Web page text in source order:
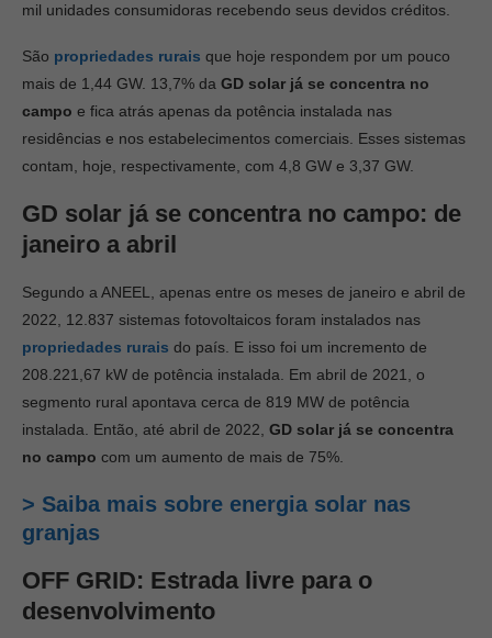
mil unidades consumidoras recebendo seus devidos créditos.
São propriedades rurais que hoje respondem por um pouco
mais de 1,44 GW. 13,7% da GD solar já se concentra no
campo e fica atrás apenas da potência instalada nas
residências e nos estabelecimentos comerciais. Esses sistemas
contam, hoje, respectivamente, com 4,8 GW e 3,37 GW.
GD solar já se concentra no campo: de
janeiro a abril
Segundo a ANEEL, apenas entre os meses de janeiro e abril de
2022, 12.837 sistemas fotovoltaicos foram instalados nas
propriedades rurais do país. E isso foi um incremento de
208.221,67 kW de potência instalada. Em abril de 2021, o
segmento rural apontava cerca de 819 MW de potência
instalada. Então, até abril de 2022, GD solar já se concentra
no campo com um aumento de mais de 75%.
> Saiba mais sobre energia solar nas
granjas
OFF GRID: Estrada livre para o
desenvolvimento